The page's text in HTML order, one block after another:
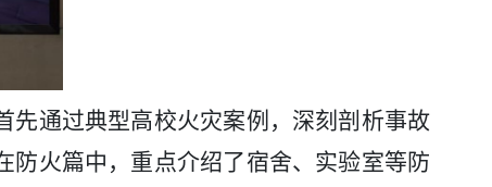
先通过典型高校火灾案例，深刻剖析事故
防火篇中，重点介绍了宿舍、实验室等防